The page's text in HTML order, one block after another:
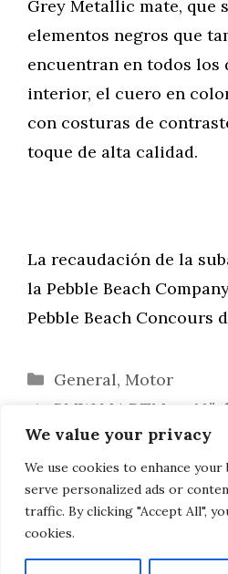
We value your privacy
We use cookies to enhance
serve personalized ads or
traffic. By clicking "Accept All",
cookies.
Grey Metallic mate, que
elementos negros que
encuentran en todos los
interior, el cuero en
con costuras de
toque de alta calidad.
La recaudación de la
la Pebble Beach
Pebble Beach Concours
Categorías
General, Motor
BMW M4 DTM en
Wittmann al son de la
Forza Motorsport 5:
detalles del Rolls-Royce